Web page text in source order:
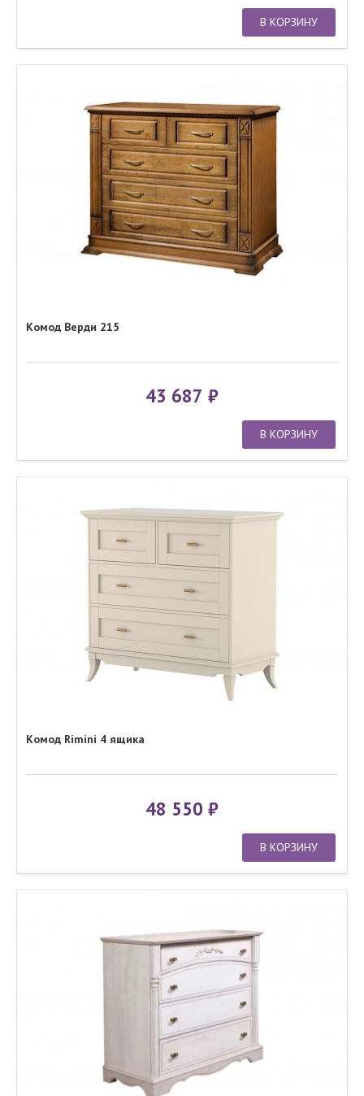
В КОРЗИНУ
Комод Верди 215
43 687
В КОРЗИНУ
Комод Rimini 4 ящика
48 550
В КОРЗИНУ